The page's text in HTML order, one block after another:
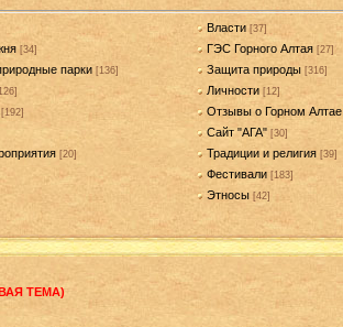
Власти [37]
[34] ГЭС Горного Алтая [27]
парки [136] Защита природы [316]
Личности [12]
[192] Отзывы о Горном Алтае
Сайт "АГА" [30]
[20] Традиции и религия [39]
Фестивали [183]
Этносы [42]
ТЕМА)